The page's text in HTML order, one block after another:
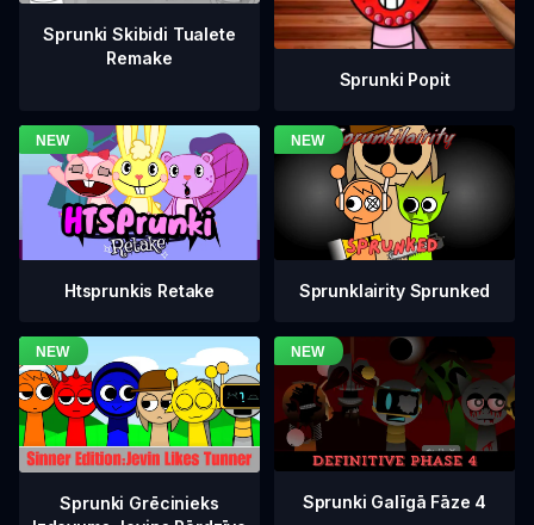
Sprunki Skibidi Tualete
Remake
Sprunki Popit
Htsprunkis Retake Sprunklairity Sprunked
Sprunki Grēcinieks
Sprunki Galīgā Fāze 4